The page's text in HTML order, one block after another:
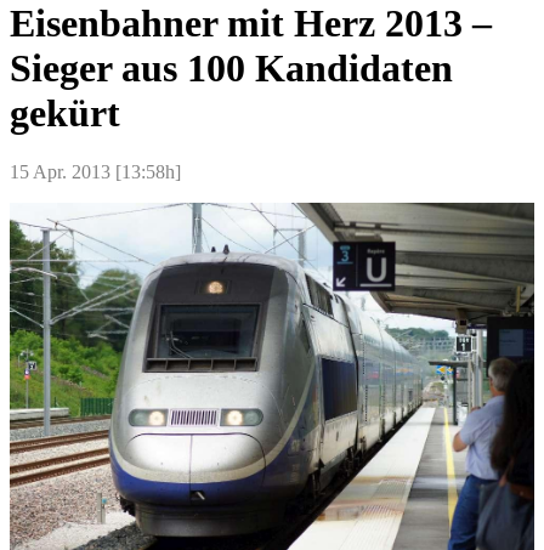
Eisenbahner mit Herz 2013 –
Sieger aus 100 Kandidaten
gekürt
15 Apr. 2013 [13:58h]